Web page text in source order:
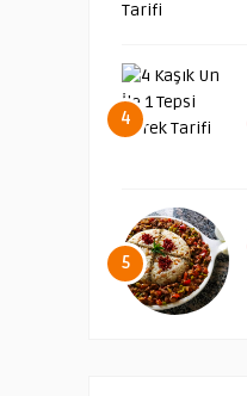
4
5